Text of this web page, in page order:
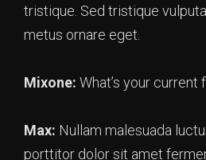
tristique. Sed tristique
metus ornare eget.
Mixone: What’s your
Max: Nullam malesuada
porttitor dolor sit amet